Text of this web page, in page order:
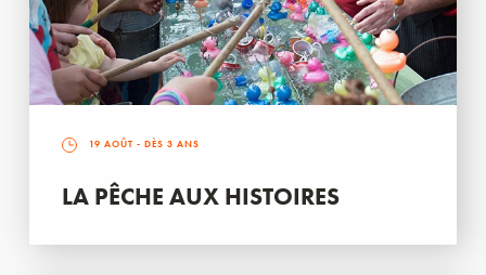
19 AOÛT - DÈS 3 ANS
LA PÊCHE AUX HISTOIRES